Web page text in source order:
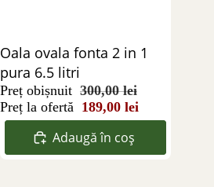
Reducere 37%
Oala ovala fonta 2 in 1
pura 6.5 litri
Preț obișnuit 300,00 lei
Preț la ofertă 189,00 lei
Adaugă în coș